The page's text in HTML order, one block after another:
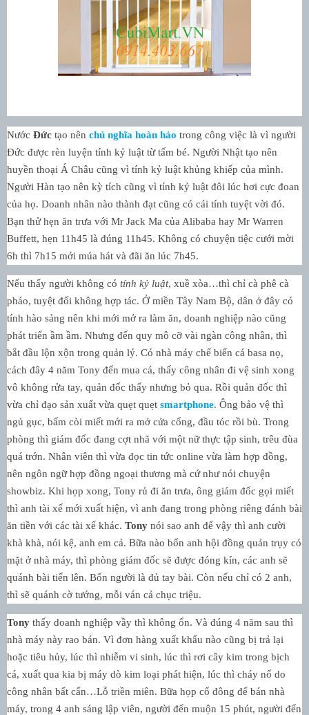
Nước Đức tạo nên chủ nghĩa hoàn hảo trong công việc là vì người
Đức được rèn luyện tính kỷ luật từ tấm bé. Người Nhật tạo nên
huyền thoại Á Châu cũng vì tính kỷ luật khủng khiếp của mình.
Người Hàn tạo nên kỳ tích cũng vì tính kỷ luật đôi lúc hơi cực đoan
của họ. Doanh nhân nào thành đạt cũng có cái tính tuyệt vời đó.
Bạn thử hẹn ăn trưa với Mr Jack Ma của Alibaba hay Mr Warren
Buffett, hẹn 11h45 là đúng 11h45. Không có chuyện tiệc cưới mời
6h thì 7h15 mới múa hát và đãi ăn lúc 7h45.
Nếu thấy người không có tính kỷ luật, xuề xòa…thì chỉ cà phê cà
pháo, tuyệt đối không hợp tác. Ở miền Tây Nam Bộ, dân ở đây có
tính hào sảng nên khi mới mở ra làm ăn, doanh nghiệp nào cũng
phát triển ầm ầm. Nhưng đến quy mô cỡ vài ngàn công nhân, thì
bắt đầu lộn xộn trong quản lý. Có nhà máy chế biến cá basa nọ,
cách đây 4 năm Tony đến mua cá, thấy công nhân đi vệ sinh xong
vô không rửa tay, quản đốc thấy nhưng bỏ qua. Rồi quản đốc thì
vừa chỉ đạo sản xuất vừa quẹt quẹt smartphone. Ông bảo vệ thì
ngủ gục, bấm còi miết mới ra mở cửa cổng, đầu tóc rồi bù. Trong
phòng thì giám đốc đang cợt nhã với một nữ thực tập sinh, trêu đùa
quá trớn. Nhân viên thì vừa đọc tin tức online vừa làm hợp đồng,
nên ngôn ngữ hợp đồng ngoại thương mà cứ như nói chuyện
showbiz. Khi họp xong, Tony rủ đi ăn trưa, ông giám đốc gọi miết
thì anh tài xế mới xuất hiện, vì anh đang trong phòng riêng đánh bài
ăn tiền với các tài xế khác. Tony nói sao anh để vậy thì anh cười
khà khà, nói kệ, anh em cả. Bữa nào bốn anh hội đồng quản trụy có
mặt ở nhà máy, thì phòng giám đốc sẽ được đóng kín, các anh sẽ
quánh bài tiến lên. Bốn người là đủ tay bài. Còn nếu chỉ có 2 anh,
thì sẽ quánh cờ tướng, mỗi ván cả chục triệu.
Tony thấy doanh nghiệp vầy thì không ổn. Và đúng 4 năm sau thì
nhà máy này rao bán. Vì đơn hàng xuất khẩu nào cũng bị trả lại
hoặc tiêu hủy, lúc thì nhiễm vi sinh, lúc thì rơi cây kim trong bịch
cá, xuất qua kia bị máy dò kim loại phát hiện, lúc thì cháy nổ do
công nhân bất cẩn…Lỗ triền miên. Bữa họp cổ đông để bán nhà
máy, trong 4 anh sáng lập viên, người đến muộn 15 phút, người đến